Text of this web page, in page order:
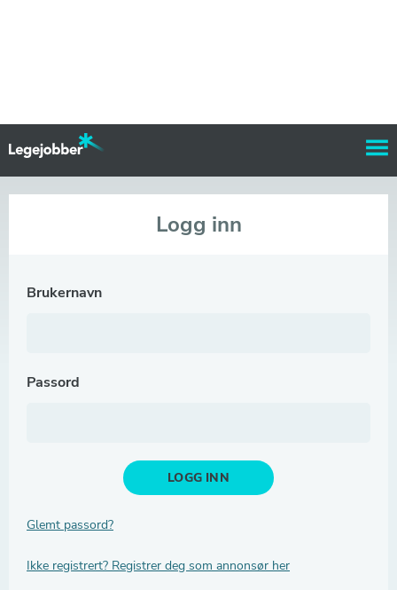
Logg inn
Brukernavn
Passord
Glemt passord?
Ikke registrert? Registrer deg som annonsør her